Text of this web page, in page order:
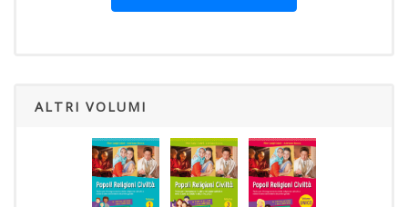
ALTRI VOLUMI